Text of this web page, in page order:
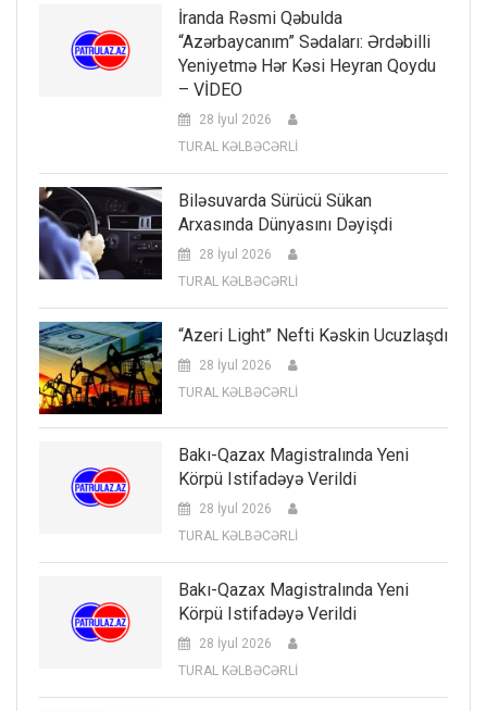
İranda Rəsmi Qəbulda
“Azərbaycanım” Sədaları: Ərdəbilli
Yeniyetmə Hər Kəsi Heyran Qoydu
– VİDEO
28 İyul 2026
TURAL KƏLBƏCƏRLİ
Biləsuvarda Sürücü Sükan
Arxasında Dünyasını Dəyişdi
28 İyul 2026
TURAL KƏLBƏCƏRLİ
“Azeri Light” Nefti Kəskin Ucuzlaşdı
28 İyul 2026
TURAL KƏLBƏCƏRLİ
Bakı-Qazax Magistralında Yeni
Körpü Istifadəyə Verildi
28 İyul 2026
TURAL KƏLBƏCƏRLİ
Bakı-Qazax Magistralında Yeni
Körpü Istifadəyə Verildi
28 İyul 2026
TURAL KƏLBƏCƏRLİ